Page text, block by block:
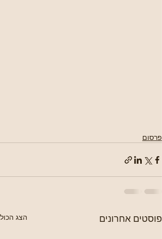
פרסום
פוסטים אחרונים הצג הכול